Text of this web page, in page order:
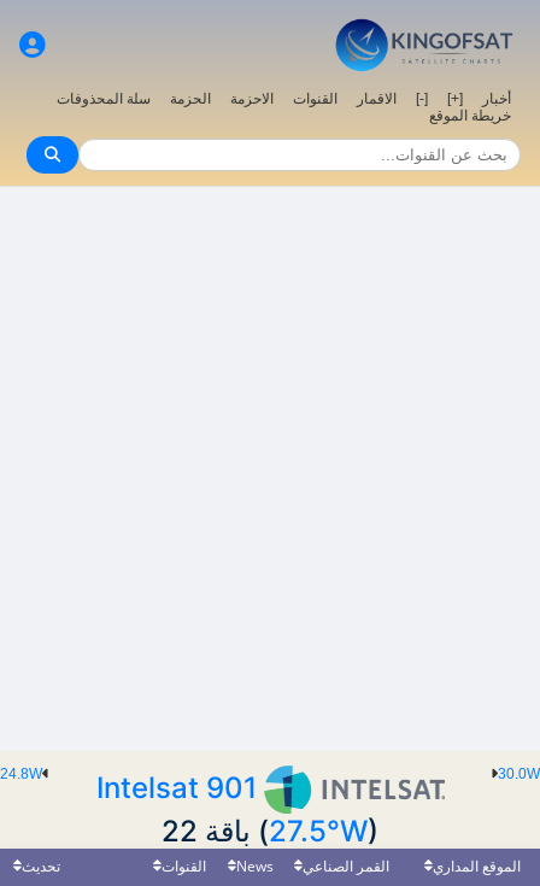
أخبار [+]
[-] الاقمار القنوات الاحزمة الحزمة
سلة المحذوفات
خريطة الموقع
30.0W
24.8W
Intelsat 901
(27.5°W) باقة 22
الموقع المداري القمر الصناعي News القنوات
تحديث